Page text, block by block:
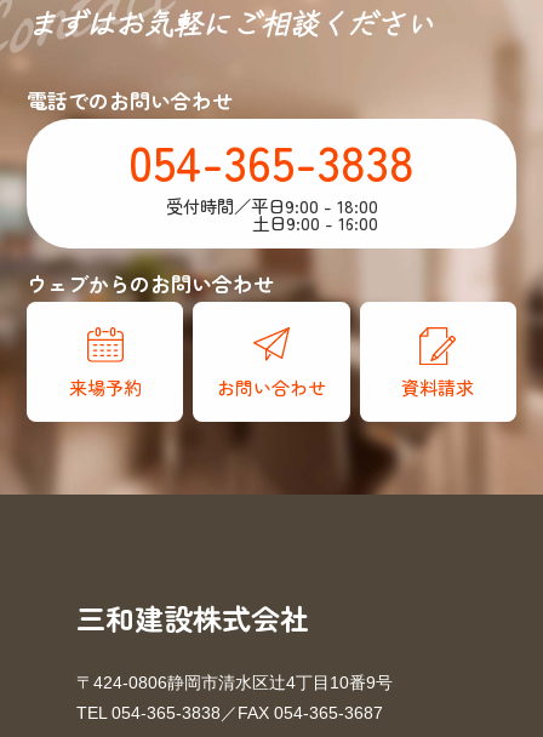
まずはお気軽にご相談ください
電話でのお問い合わせ
054-365-3838
受付時間／平日9:00 - 18:00
土日9:00 - 16:00
ウェブからのお問い合わせ
来場予約 お問い合わせ 資料請求
三和建設株式会社
〒424-0806静岡市清水区辻4丁目10番9号
TEL 054-365-3838／FAX 054-365-3687